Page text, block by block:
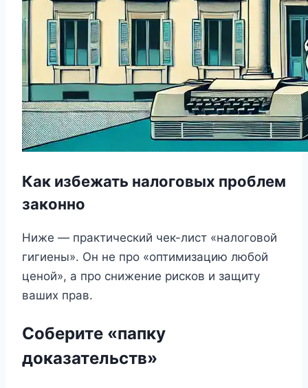
Как избежать налоговых проблем
законно
Ниже — практический чек-лист «налоговой
гигиены». Он не про «оптимизацию любой
ценой», а про снижение рисков и защиту
ваших прав.
Соберите «папку
доказательств»